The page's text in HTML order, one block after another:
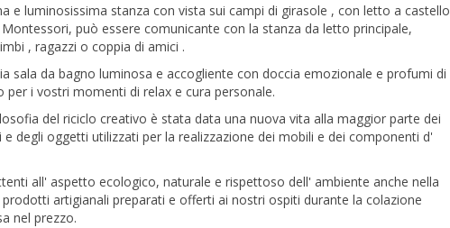
e luminosissima stanza con vista sui campi di girasole , con letto a castello
può essere comunicante con la stanza da letto principale,
, ragazzi o coppia di amici .
sala da bagno luminosa e accogliente con doccia emozionale e profumi di
per i vostri momenti di relax e cura personale.
del riciclo creativo è stata data una nuova vita alla maggior parte dei
e degli oggetti utilizzati per la realizzazione dei mobili e dei componenti d'
all' aspetto ecologico, naturale e rispettoso dell' ambiente anche nella
prodotti artigianali preparati e offerti ai nostri ospiti durante la colazione
nel prezzo.